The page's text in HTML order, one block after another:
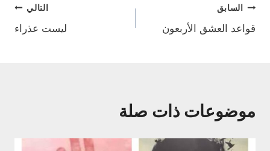
تصفّح
المقالات
السابق
قواعد العشق الأربعون
التالي
ليست عذراء
موضوعات ذات صلة